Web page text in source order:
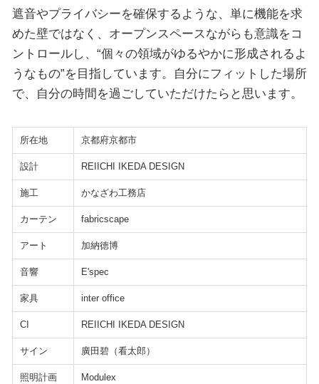
遮音やプライバシーを確保するような、単に機能を求
めた壁ではなく、オープンスペースながらも意識をコ
ントロールし、“個々の領域がゆるやかに形成されるよ
うなもの”を目指しています。自分にフィットした場所
で、自分の時間を過ごしていただけたらと思います。
所在地 京都府京都市
設計 REIICHI IKEDA DESIGN
施工 かなざわ工務店
カーテン fabricscape
アート 加納徳博
音響 E'spec
家具 inter office
CI REIICHI IKEDA DESIGN
サイン 廣田碧（看太郎）
照明計画 Modulex